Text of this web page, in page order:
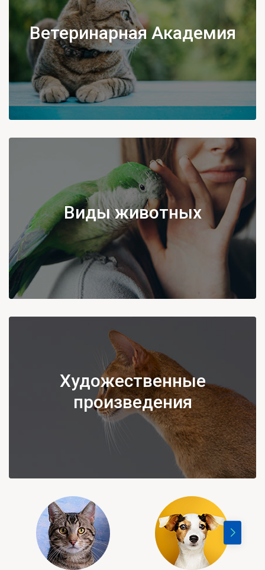
Ветеринарная Академия
Виды животных
Художественные
произведения